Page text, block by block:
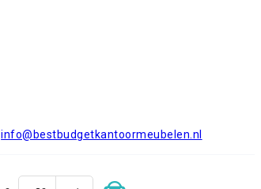
info@bestbudgetkantoormeubelen.nl